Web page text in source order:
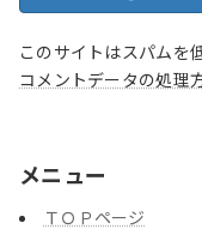
このサイトはスパムを
コメントデータの処理
メニュー
ＴＯＰページ